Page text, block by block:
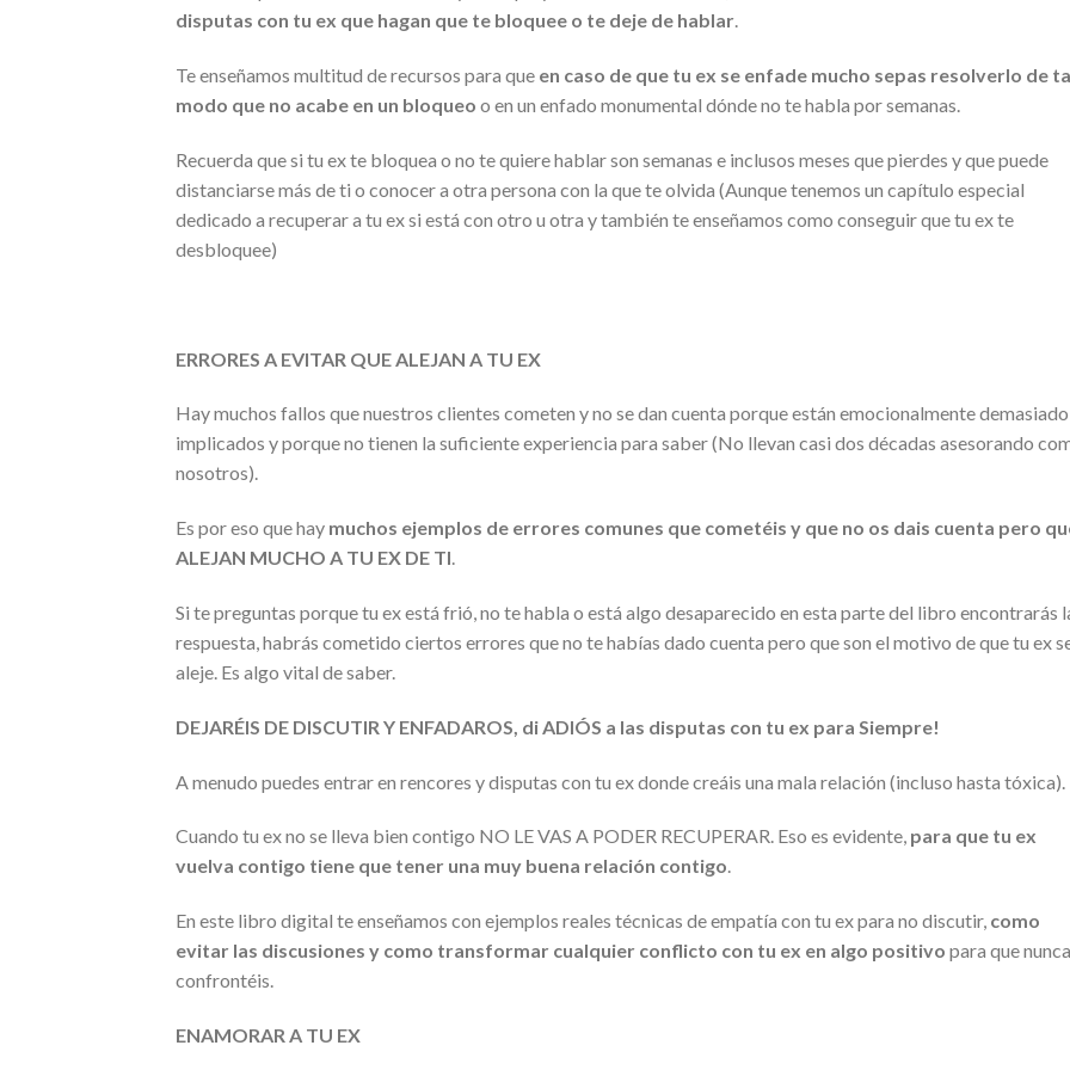
disputas con tu ex que hagan que te bloquee o te deje de hablar.
Te enseñamos multitud de recursos para que en caso de que tu ex se enfade mucho sepas resolverlo de
modo que no acabe en un bloqueo o en un enfado monumental dónde no te habla por semanas.
Recuerda que si tu ex te bloquea o no te quiere hablar son semanas e inclusos meses que pierdes y que puede
distanciarse más de ti o conocer a otra persona con la que te olvida (Aunque tenemos un capítulo especial
dedicado a recuperar a tu ex si está con otro u otra y también te enseñamos como conseguir que tu ex te
desbloquee)
ERRORES A EVITAR QUE ALEJAN A TU EX
Hay muchos fallos que nuestros clientes cometen y no se dan cuenta porque están emocionalmente demasiado
implicados y porque no tienen la suficiente experiencia para saber (No llevan casi dos décadas asesorando
nosotros).
Es por eso que hay muchos ejemplos de errores comunes que cometéis y que no os dais cuenta pero
ALEJAN MUCHO A TU EX DE TI.
Si te preguntas porque tu ex está frió, no te habla o está algo desaparecido en esta parte del libro encontrarás
respuesta, habrás cometido ciertos errores que no te habías dado cuenta pero que son el motivo de que tu ex
aleje. Es algo vital de saber.
DEJARÉIS DE DISCUTIR Y ENFADAROS, di ADIÓS a las disputas con tu ex para Siempre!
A menudo puedes entrar en rencores y disputas con tu ex donde creáis una mala relación (incluso hasta tóxica).
Cuando tu ex no se lleva bien contigo NO LE VAS A PODER RECUPERAR. Eso es evidente, para que tu ex
vuelva contigo tiene que tener una muy buena relación contigo.
En este libro digital te enseñamos con ejemplos reales técnicas de empatía con tu ex para no discutir, como
evitar las discusiones y como transformar cualquier conflicto con tu ex en algo positivo para que
confrontéis.
ENAMORAR A TU EX